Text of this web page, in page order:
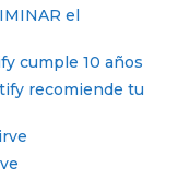
el
cumple 10 años
recomiende tu